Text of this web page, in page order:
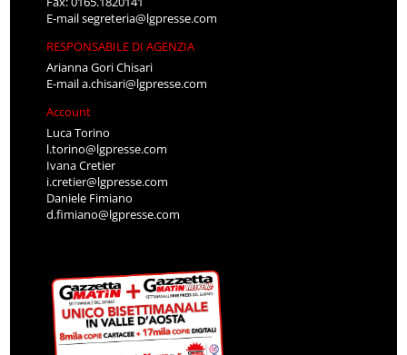
E-mailsegreteria@lgpresse.com
RESPONSABILE DI AGENZIA
Arianna Gori Chisari
E-maila.chisari@lgpresse.com
Account
Luca Torino
l.torino@lgpresse.com
Ivana Cretier
i.cretier@lgpresse.com
Daniele Fimiano
d.fimiano@lgpresse.com